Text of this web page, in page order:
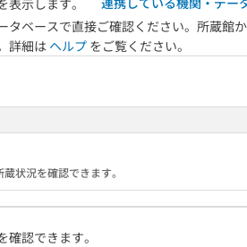
ベースで直接ご確認ください。所蔵館
詳細は ヘルプ をご覧ください。
状況を確認できます。
認できます。